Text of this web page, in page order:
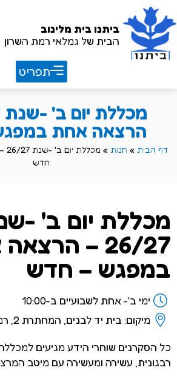
ביתנו בית מלינוב
הבית של גמלאי רמת השרון
הרצאה אחת
דף הבית » חנות »
חדש
מכללת יום ב' -
26/27 –
במפגש – חדש
ימי ב'- אחת לשבועיים ב-10:00
מיקום: בית יד לבנים, המחתרת 2, רמת השרון
כל הסקרנים שוחרי הידע מגיעים
רבגונית, עשירה ומעשירה עם מיטב